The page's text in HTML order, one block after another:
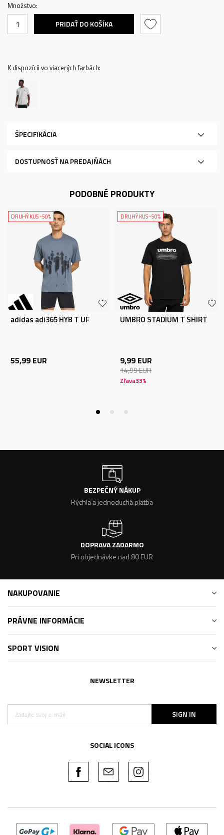
Množstvo:
PRIDAŤ DO KOŠÍKA
K dispozícii vo viacerých farbách:
ŠPECIFIKÁCIA
DOSTUPNOSŤ NA PREDAJŇÁCH
PODOBNÉ PRODUKTY
DRUHÝ KUS -50%
adidas adi365 HYB T UF
55,99 EUR
DRUHÝ KUS -50%
UMBRO STADIUM T SHIRT
9,99 EUR
14,99EUR
Zľava33%
BEZPEČNÝ NÁKUP
Rýchla a jednoduchá platba
DOPRAVA ZADARMO
Pri objednávke nad 80 EUR
NAKUPOVANIE
PRÁVNE INFORMÁCIE
SPORT VISION
NEWSLETTER
SIGN IN
SOCIAL ICONS